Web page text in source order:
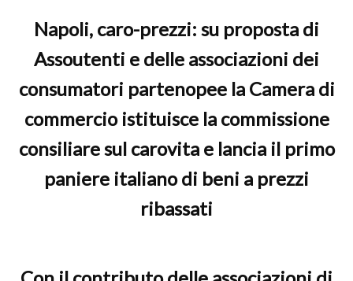
Napoli, caro-prezzi: su proposta di
Assoutenti e delle associazioni dei
consumatori partenopee la Camera di
commercio istituisce la commissione
consiliare sul carovita e lancia il primo
paniere italiano di beni a prezzi
ribassati